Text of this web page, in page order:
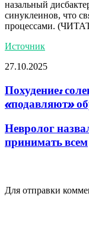
назальный
синуклеинов, что
процессами.
Источник
27.10.2025
Похудение:
«подавляют»
Невролог
принимать всем
Для отправки